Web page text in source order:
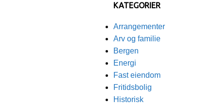
KATEGORIER
Arrangementer
Arv og familie
Bergen
Energi
Fast eiendom
Fritidsbolig
Historisk